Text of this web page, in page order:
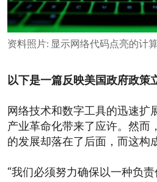
ENVIRONMENT AND HEALTH
IDEALS AND INSTITUTIONS
资料照片: 显示网络代码点亮的计
以下是一篇反映美国政府政策
网络技术和数字工具的迅速扩
产业革命化带来了应许。然而
的发展却落在了后面，而这构
“我们必须努力确保以一种负